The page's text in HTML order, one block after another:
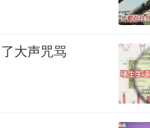
大声咒骂